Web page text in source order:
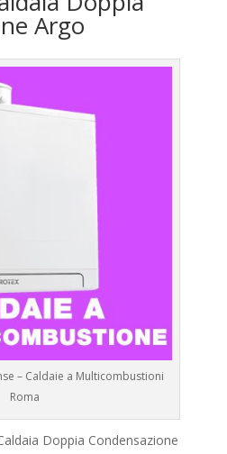
Argo
– Caldaie a Multicombustioni
Roma
Doppia Condensazione